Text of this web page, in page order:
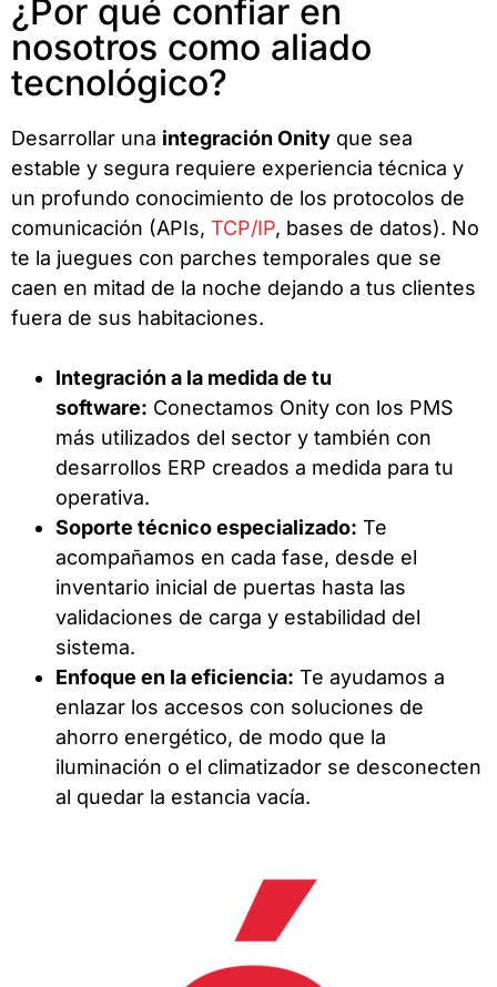
¿Por qué confiar en
nosotros como aliado
tecnológico?
Desarrollar una integración Onity que sea
estable y segura requiere experiencia técnica y
un profundo conocimiento de los protocolos de
comunicación (APIs, TCP/IP, bases de datos). No
te la juegues con parches temporales que se
caen en mitad de la noche dejando a tus clientes
fuera de sus habitaciones.
Integración a la medida de tu
software: Conectamos Onity con los PMS
más utilizados del sector y también con
desarrollos ERP creados a medida para tu
operativa.
Soporte técnico especializado: Te
acompañamos en cada fase, desde el
inventario inicial de puertas hasta las
validaciones de carga y estabilidad del
sistema.
Enfoque en la eficiencia: Te ayudamos a
enlazar los accesos con soluciones de
ahorro energético, de modo que la
iluminación o el climatizador se desconecten
al quedar la estancia vacía.